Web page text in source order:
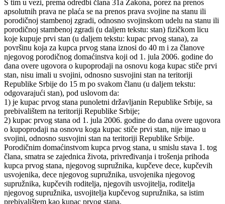
S tim u vezi, prema odredbi člana 31a Zakona, porez na prenos
apsolutnih prava ne plaća se na prenos prava svojine na stanu ili
porodičnoj stambenoj zgradi, odnosno svojinskom udelu na stanu ili
porodičnoj stambenoj zgradi (u daljem tekstu: stan) fizičkom licu
koje kupuje prvi stan (u daljem tekstu: kupac prvog stana), za
površinu koja za kupca prvog stana iznosi do 40 m i za članove
njegovog porodičnog domaćinstva koji od 1. jula 2006. godine do
dana overe ugovora o kupoprodaji na osnovu koga kupac stiče prvi
stan, nisu imali u svojini, odnosno susvojini stan na teritoriji
Republike Srbije do 15 m po svakom članu (u daljem tekstu:
odgovarajući stan), pod uslovom da:
1) je kupac prvog stana punoletni državljanin Republike Srbije, sa
prebivalištem na teritoriji Republike Srbije;
2) kupac prvog stana od 1. jula 2006. godine do dana overe ugovora
o kupoprodaji na osnovu koga kupac stiče prvi stan, nije imao u
svojini, odnosno susvojini stan na teritoriji Republike Srbije.
Porodičnim domaćinstvom kupca prvog stana, u smislu stava 1. tog
člana, smatra se zajednica života, privređivanja i trošenja prihoda
kupca prvog stana, njegovog supružnika, kupčeve dece, kupčevih
usvojenika, dece njegovog supružnika, usvojenika njegovog
supružnika, kupčevih roditelja, njegovih usvojitelja, roditelja
njegovog supružnika, usvojitelja kupčevog supružnika, sa istim
prebivalištem kao kupac prvog stana.